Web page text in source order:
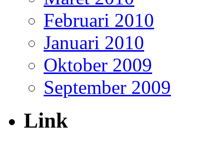
Februari 2010
Januari 2010
Oktober 2009
September 2009
Link